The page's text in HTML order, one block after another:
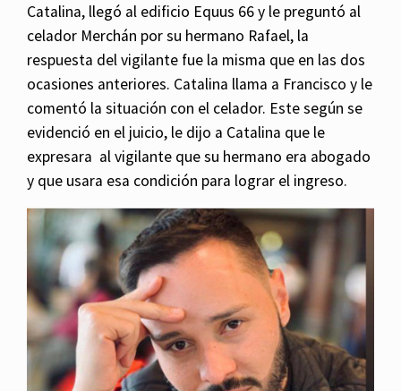
Catalina, llegó al edificio Equus 66 y le preguntó al
celador Merchán por su hermano Rafael, la
respuesta del vigilante fue la misma que en las dos
ocasiones anteriores. Catalina llama a Francisco y le
comentó la situación con el celador. Este según se
evidenció en el juicio, le dijo a Catalina que le
expresara al vigilante que su hermano era abogado
y que usara esa condición para lograr el ingreso.